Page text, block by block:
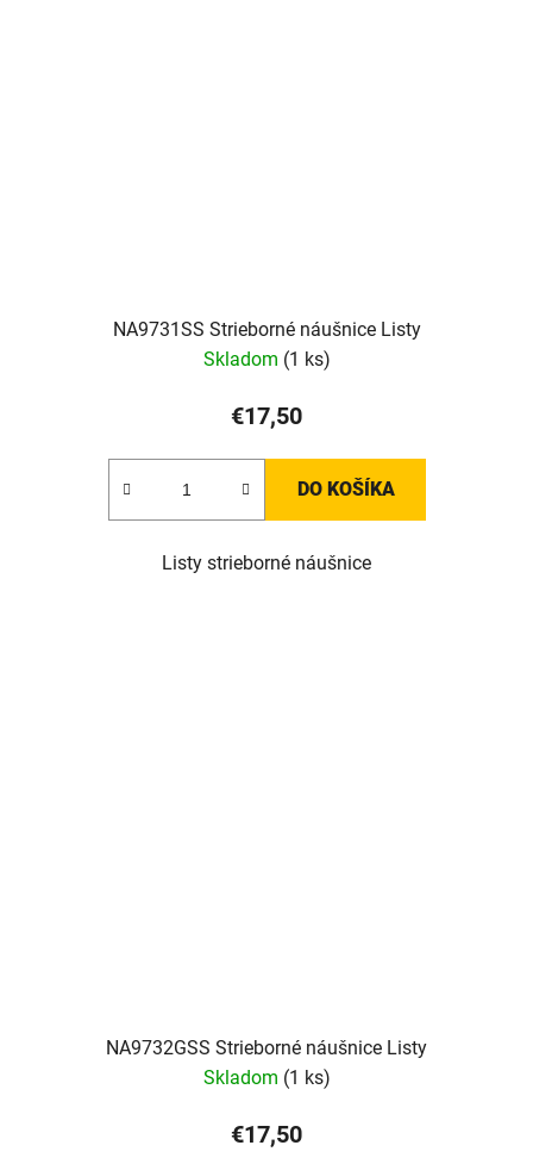
NA9731SS Strieborné náušnice Listy
Skladom (1 ks)
€17,50
DO KOŠÍKA
Listy strieborné náušnice
NA9732GSS Strieborné náušnice Listy
Skladom (1 ks)
€17,50